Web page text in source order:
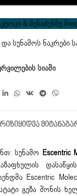
& შენაძენზე
სუნამოს ნაკრები
სიაში
ᲧᲘᲓᲕᲐ ᲛᲘᲢᲐᲜᲐ
სუნამო Escentric
Escentric
გეზა შონის